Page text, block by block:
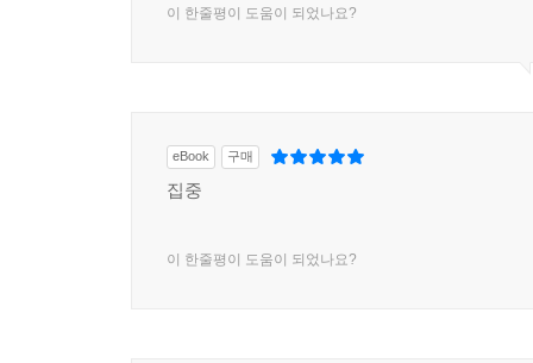
이 한줄평이 도움이 되었나요?
eBook 구매
집중
이 한줄평이 도움이 되었나요?